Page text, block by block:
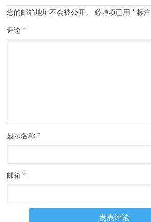
您的邮箱地址不会被公开。 必填项已用* 标注
评论*
显示名称*
邮箱*